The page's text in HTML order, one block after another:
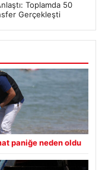
Toplamda 50
Gerçekleşti
paniğe neden oldu